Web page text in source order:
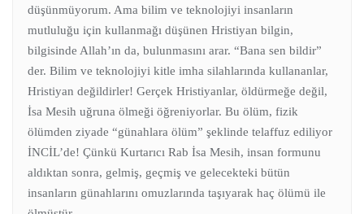
düşünmüyorum. Ama bilim ve teknolojiyi insanların
mutluluğu için kullanmağı düşünen Hristiyan bilgin,
bilgisinde Allah’ın da, bulunmasını arar. “Bana sen bildir”
der. Bilim ve teknolojiyi kitle imha silahlarında kullananlar,
Hristiyan değildirler! Gerçek Hristiyanlar, öldürmeğe değil,
İsa Mesih uğruna ölmeği öğreniyorlar. Bu ölüm, fizik
ölümden ziyade “günahlara ölüm” şeklinde telaffuz ediliyor
İNCİL’de! Çünkü Kurtarıcı Rab İsa Mesih, insan formunu
aldıktan sonra, gelmiş, geçmiş ve gelecekteki bütün
insanların günahlarını omuzlarında taşıyarak haç ölümü ile